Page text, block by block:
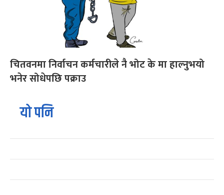
चितवनमा निर्वाचन कर्मचारीले नै भोट के मा हाल्नुभयो
भनेर सोधेपछि पक्राउ
यो पनि